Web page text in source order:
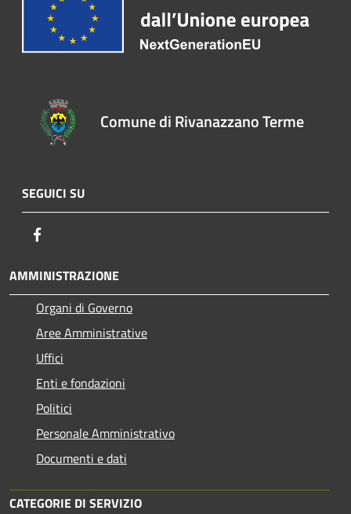
Comune di Rivanazzano Terme
SEGUICI SU
AMMINISTRAZIONE
Organi di Governo
Aree Amministrative
Uffici
Enti e fondazioni
Politici
Personale Amministrativo
Documenti e dati
CATEGORIE DI SERVIZIO